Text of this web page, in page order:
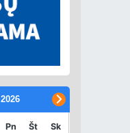
2026
Pn Št Sk